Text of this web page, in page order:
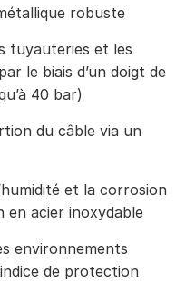
robuste
tuyauteries et les
le biais d’un doigt de
40 bar)
du câble via un
et la corrosion
en acier inoxydable
environnements
de protection